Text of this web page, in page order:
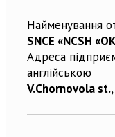
Найменування
SNCE «NCSH
Адреса
англійською
V.Chornovola